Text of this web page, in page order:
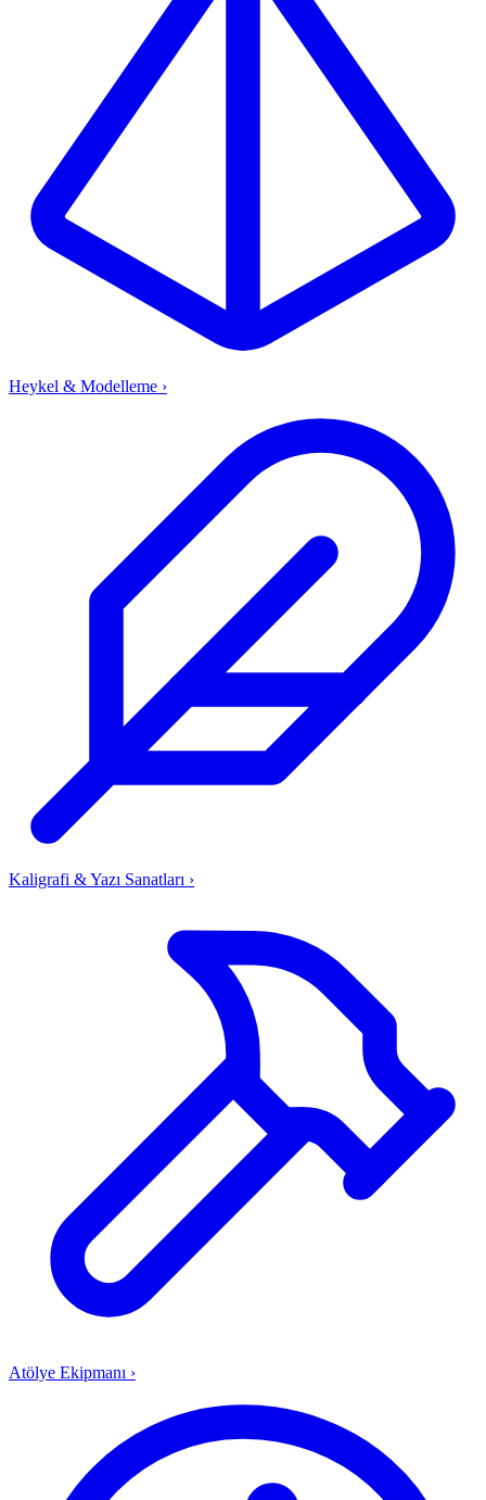
Heykel & Modelleme ›
Kaligrafi & Yazı Sanatları ›
Atölye Ekipmanı ›